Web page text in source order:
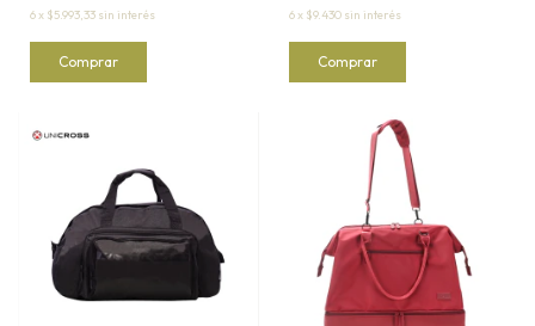
6x $5.993,33 sin interés
Comprar
6x $9.430 sin interés
Comprar